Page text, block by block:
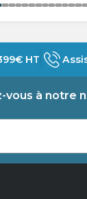
HT
vous à notre